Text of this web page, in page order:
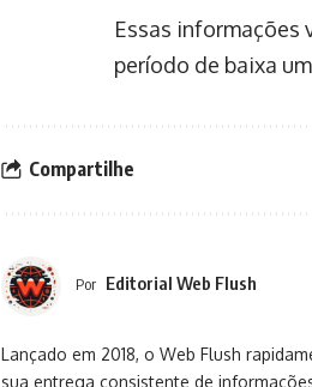
Essas informações
período de baixa
Compartilhe
Por Editorial Web Flush
Lançado em 2018, o Web Flush
sua entrega consistente de